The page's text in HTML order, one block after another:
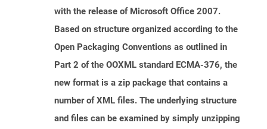
with the release of Microsoft Office 2007.
Based on structure organized according to the
Open Packaging Conventions as outlined in
Part 2 of the OOXML standard ECMA-376, the
new format is a zip package that contains a
number of XML files. The underlying structure
and files can be examined by simply unzipping